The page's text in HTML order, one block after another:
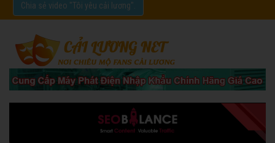
Chia sẻ video "Tôi yêu cải lương".